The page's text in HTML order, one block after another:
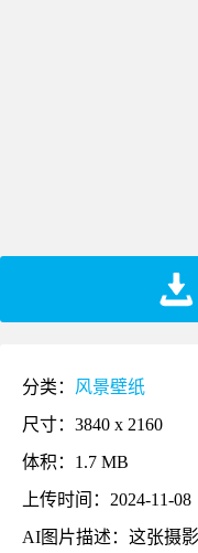
分类： 风景壁纸
尺寸：3840 x 2160
体积：1.7 MB
上传时间：2024-11-08
AI图片描述：这张摄